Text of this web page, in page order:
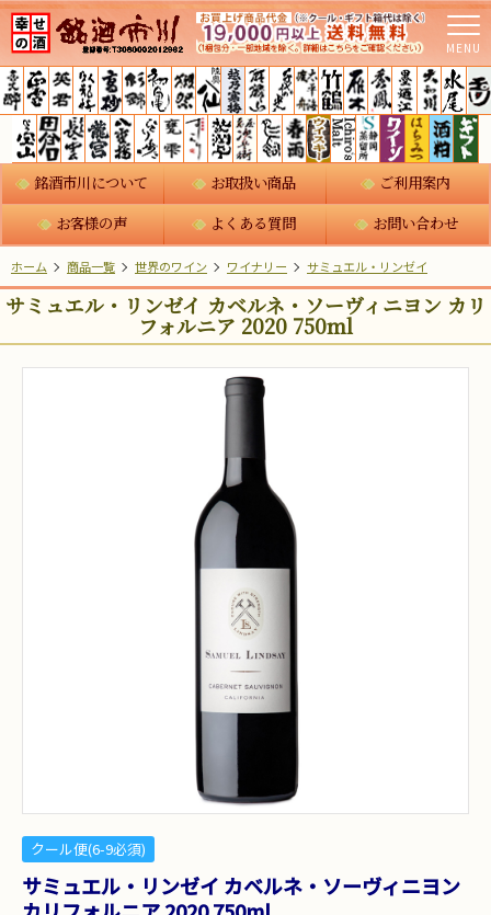
MENU
銘酒市川について お取扱い商品
ご利用案内
お客様の声
よくある質問 お問い合わせ
ホーム 商品一覧 世界のワイン ワイナリー サミュエル・リンゼイ
サミュエル・リンゼイ カベルネ・ソーヴィニヨン カリ
フォルニア 2020 750ml
クール便(6-9必須)
サミュエル・リンゼイ カベルネ・ソーヴィニヨン